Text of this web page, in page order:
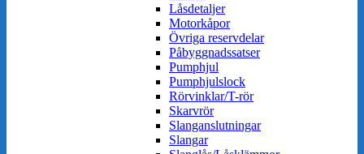
Låsdetaljer
Motorkåpor
Övriga reservdelar
Påbyggnadssatser
Pumphjul
Pumphjulslock
Rörvinklar/T-rör
Skarvrör
Slanganslutningar
Slangar